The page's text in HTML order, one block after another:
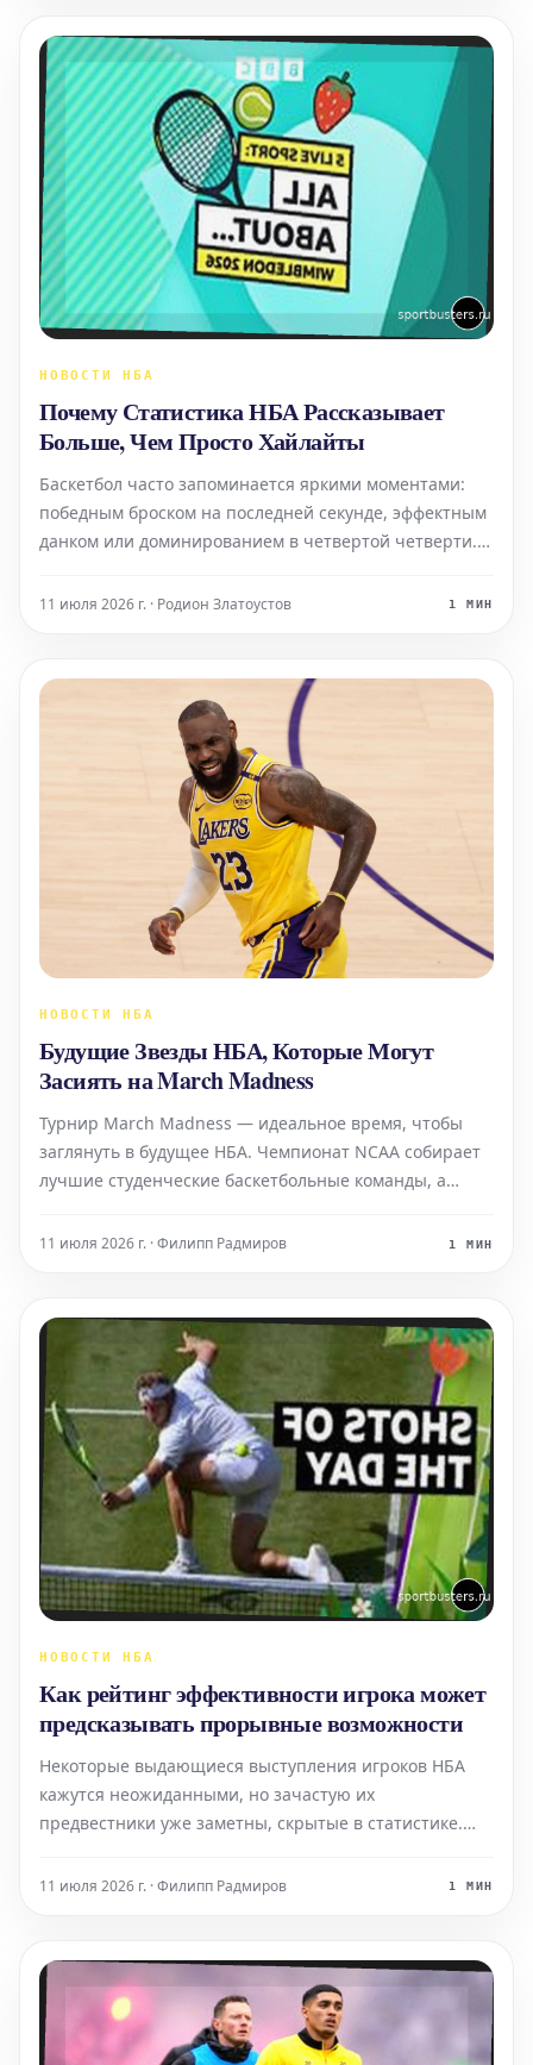
НОВОСТИ НБА
Почему Статистика НБА Рассказывает
Больше, Чем Просто Хайлайты
Баскетбол часто запоминается яркими моментами:
победным броском на последней секунде, эффектным
данком или доминированием в четвертой четверти.
раскрывается в цифрах. За каждым громким
11 июля 2026 г. · Родион Златоустов 1 МИН
НОВОСТИ НБА
Будущие Звезды НБА, Которые Могут
Засиять на March Madness
Турнир March Madness — идеальное время, чтобы
заглянуть в будущее НБА. Чемпионат NCAA собирает
лучшие студенческие баскетбольные команды, а
году, на March Madness 2025, Купер Флэгг
11 июля 2026 г. · Филипп Радмиров 1 МИН
НОВОСТИ НБА
Как рейтинг эффективности игрока может
предсказывать прорывные возможности
Некоторые выдающиеся выступления игроков НБА
кажутся неожиданными, но зачастую их
предвестники уже заметны, скрытые в статистике.
эффективности игрока (PER). Хотя он не идеален и не
11 июля 2026 г. · Филипп Радмиров 1 МИН